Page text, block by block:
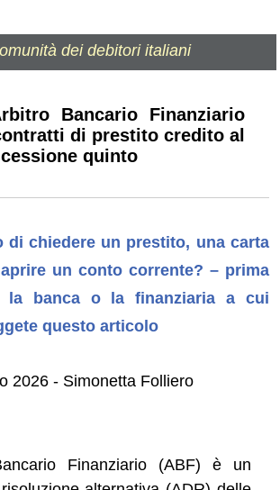
dei debitori italiani
Bancario Finanziario
di prestito credito al
quinto
di chiedere un prestito, una carta
un conto corrente? – prima
la banca o la finanziaria a cui
questo articolo
2026 - Simonetta Folliero
Finanziario (ABF) è un